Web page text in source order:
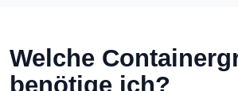
Welche
benötige ich?